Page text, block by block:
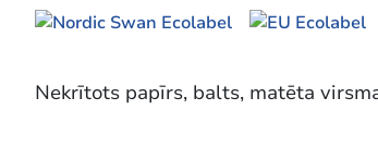
Nekrītots papīrs, balts, matēta